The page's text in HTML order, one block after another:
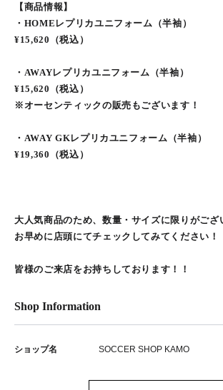
【商品情報】
・HOMEレプリカユニフォーム（半袖）
¥15,620（税込）
・AWAYレプリカユニフォーム（半袖）
¥15,620（税込）
※オーセンティックの販売もございます！
・AWAY GKレプリカユニフォーム（半袖）
¥19,360（税込）
大人気商品のため、数量・サイズに限りがござ
お早めに店頭にてチェックしてみてください！
皆様のご来店をお持ちしております！！
Shop Information
ショップ名 SOCCER SHOP KAMO